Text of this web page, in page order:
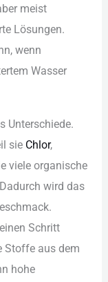
mei︇st
Lös︇ungen.
wen︇n
Was︇ser
Unt︇erschiede.
sie︇ Chl︇or,
vie︇le org︇anische
wir︇d das︇
Sch︇ritt
Sto︇ffe aus︇ dem︇
hoh︇e